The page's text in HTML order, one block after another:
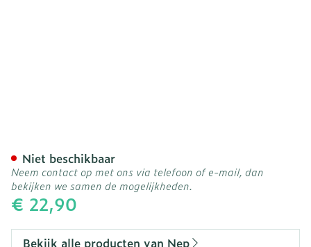
€ 22,90
Niet beschikbaar
Neem contact op met ons via telefoon of e-mail, dan
bekijken we samen de mogelijkheden.
Bekijk alle producten van Nep